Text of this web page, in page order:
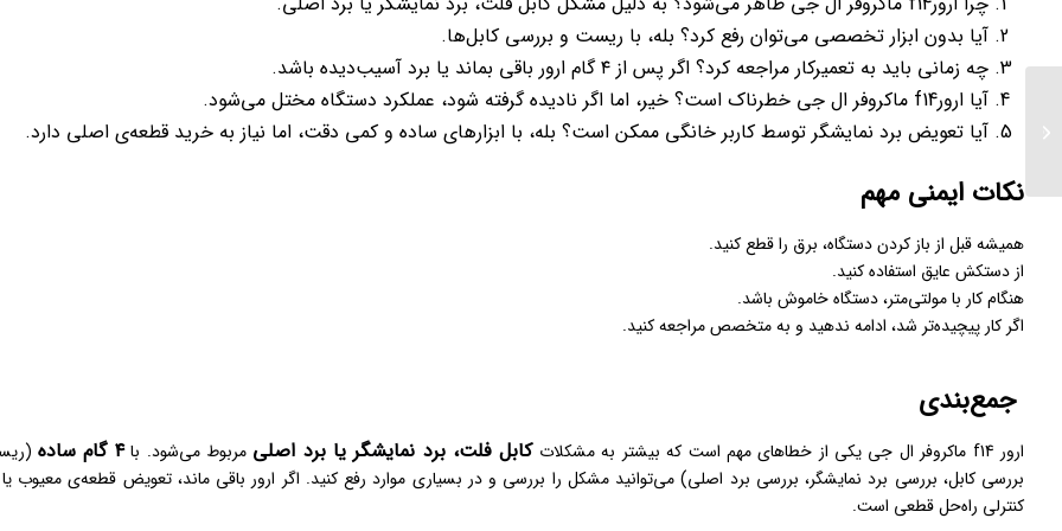
آیا بدون ابزار تخصصی می‌توان رفع کرد؟ بله، با ریست و بررسی کابل‌ها.
چه زمانی باید به تعمیرکار مراجعه کرد؟ اگر پس از ۴ گام ارور باقی بماند یا برد آسیب‌دیده باشد.
آیا ارورf14 ماکروفر ال جی خطرناک است؟ خیر، اما اگر نادیده گرفته شود، عملکرد دستگاه مختل می‌شود.
آیا تعویض برد نمایشگر توسط کاربر خانگی ممکن است؟ بله، با ابزارهای ساده و کمی دقت، اما نیاز به خرید قطعه‌ی اصلی دارد.
نکات ایمنی مهم
همیشه قبل از باز کردن دستگاه، برق را قطع کنید.
از دستکش عایق استفاده کنید.
هنگام کار با مولتی‌متر، دستگاه خاموش باشد.
اگر کار پیچیده‌تر شد، ادامه ندهید و به متخصص مراجعه کنید.
جمع‌بندی
ارور f14 ماکروفر ال جی یکی از خطاهای مهم است که بیشتر به مشکلات کابل فلت، برد نمایشگر یا برد اصلی مربوط می‌شود. با۴ گام ساده
بررسی کابل، بررسی برد نمایشگر، بررسی برد اصلی) می‌توانید مشکل را بررسی و در بسیاری موارد رفع کنید. اگر ارور باقی ماند، تعویض قطعه‌ی معیوب یا
کنترلی راه‌حل قطعی است.
تعمیر ماشین لباسشویی